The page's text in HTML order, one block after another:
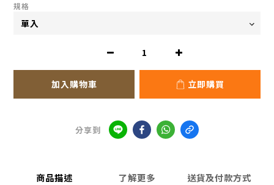
規格
加入購物車 立即購買
分享到
商品描述 了解更多 送貨及付款方式